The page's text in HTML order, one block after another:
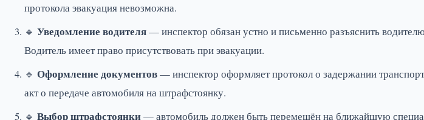
протокола эвакуация невозможна.
🔹 Уведомление водителя— инспектор обязан устно и письменно разъяснить
Водитель имеет право присутствовать при эвакуации.
🔹 Оформление документов— инспектор оформляет протокол о задержании
акт о передаче автомобиля на штрафстоянку.
🔹 Выбор штрафстоянки— автомобиль должен быть перемещён на ближайшую